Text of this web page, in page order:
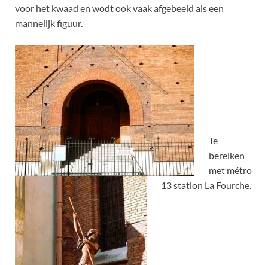
voor het kwaad en wodt ook vaak afgebeeld als een
mannelijk figuur.
Te
bereiken
met métro
13 station La Fourche.